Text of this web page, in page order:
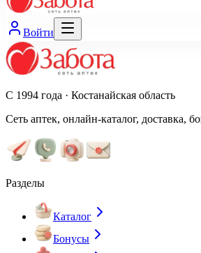
Войти
С 1994 года · Костанайская область
Сеть аптек, онлайн-каталог, доставка,
Разделы
Каталог
Бонусы